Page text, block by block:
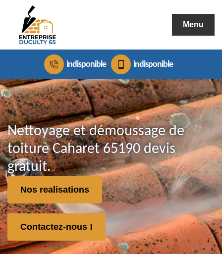
Menu
indisponible indisponible
Nettoyage et démoussage de
toiture Caharet 65190 devis
gratuit.
Nos realisations
Contactez-nous !